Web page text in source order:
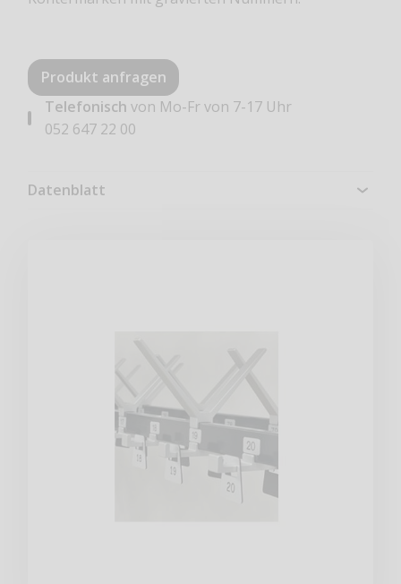
Produkt anfragen
Telefonisch von Mo-Fr von 7-17 Uhr
052 647 22 00
Datenblatt